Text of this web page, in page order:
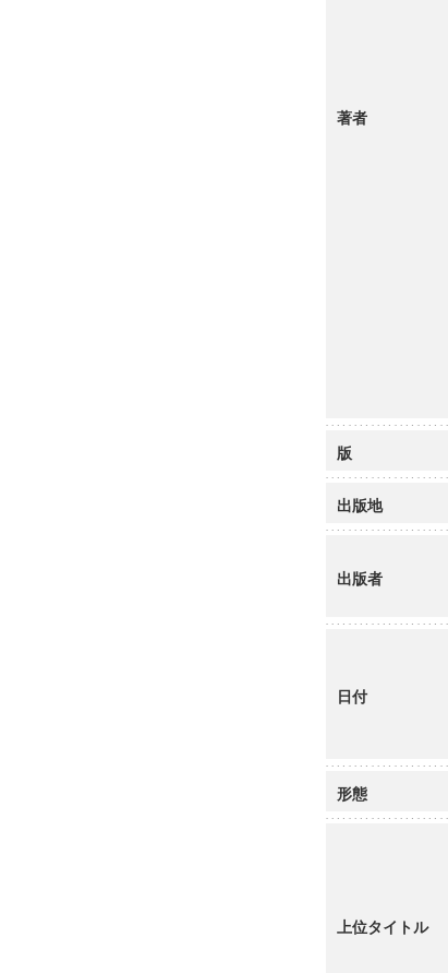
慶應義塾大学グローバルCOEプログラム市民社会
慶應義塾大学グローバルCOEプログラム論理と感
博士課程教育リーディングプログラム「超成熟社
著者
版
出版地
出版者
日付
形態
上位タイトル